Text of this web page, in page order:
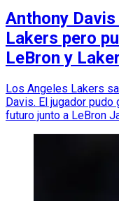
Anthony
Lakers pero
LeBron y
Los Angeles Lakers
Davis. El jugador
futuro junto a LeBron